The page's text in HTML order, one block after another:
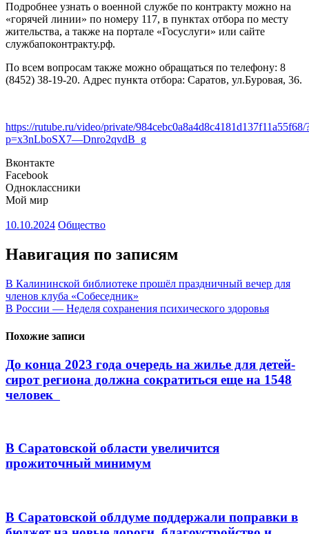
Подробнее узнать о военной службе по контракту можно на
«горячей линии» по номеру 117, в пунктах отбора по месту
жительства, а также на портале «Госуслуги» или сайте
службапоконтракту.рф.
По всем вопросам также можно обращаться по телефону: 8
(8452) 38-19-20. Адрес пункта отбора: Саратов, ул.Буровая, 36.
https://rutube.ru/video/private/984cebc0a8a4d8c4181d137f11a55f68/
p=x3nLboSX7—Dnro2qvdB_g
Вконтакте
Facebook
Одноклассники
Мой мир
10.10.2024 Общество
Навигация по записям
В Калининской библиотеке прошёл праздничный вечер для
членов клуба «Собеседник»
В России — Неделя сохранения психического здоровья
Похожие записи
До конца 2023 года очередь на жилье для детей-
сирот региона должна сократиться еще на 1548
человек
В Саратовской области увеличится
прожиточный минимум
В Саратовской облдуме поддержали поправки в